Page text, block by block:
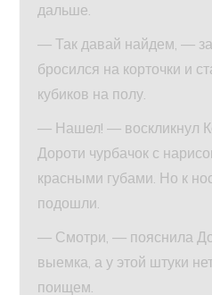
дальше.
— Так давай найдем, —
бросился на корточки и
кубиков на полу.
— Нашел! — воскликнул
Дороти чурбачок с
красными губами. Но к
подошли.
— Смотри, — пояснила
выемка, а у этой штуки
поищем.